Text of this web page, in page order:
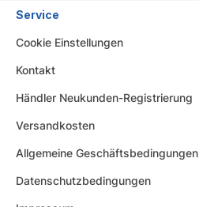
Service
Cookie Einstellungen
Kontakt
Händler Neukunden-Registrierung
Versandkosten
Allgemeine Geschäftsbedingungen
Datenschutzbedingungen